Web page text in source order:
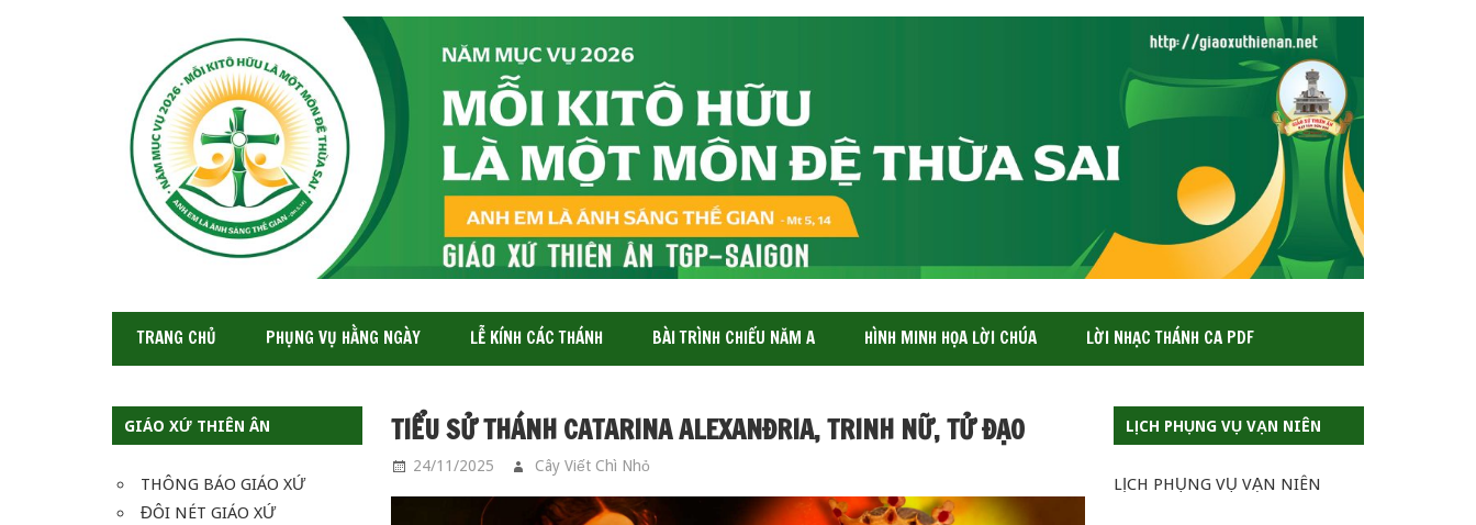
XỨ
THIÊN
ÂN-
SAIGON
TRANG CHỦ PHỤNG VỤ HẰNG NGÀY LỄ KÍNH CÁC THÁNH BÀI TRÌNH CHIẾU NĂM A HÌNH MINH HỌA LỜI CHÚA LỜI NHẠC THÁNH CA PDF
GIÁO XỨ THIÊN ÂN
THÔNG BÁO GIÁO XỨ
ĐÔI NÉT GIÁO XỨ
TIỂU SỬ THÁNH CATARINA ALEXANĐRIA, TRINH NỮ, TỬ ĐẠO
24/11/2025 Cây Viết Chì Nhỏ
LỊCH PHỤNG VỤ VẠN NIÊN
LỊCH PHỤNG VỤ VẠN NIÊN